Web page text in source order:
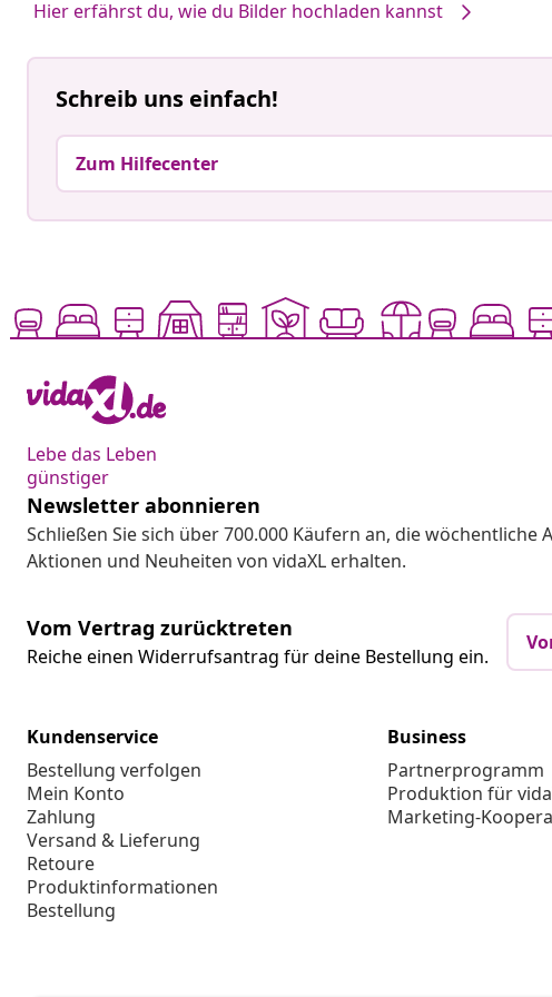
Hier erfährst du, wie du Bilder hochladen kannst
Schreib uns einfach!
Zum Hilfecenter
Lebe das Leben
günstiger
Newsletter abonnieren
Schließen Sie sich über 700.000 Käufern an, die wöchentliche
Aktionen und Neuheiten von vidaXL erhalten.
Vom Vertrag zurücktreten
Reiche einen Widerrufsantrag für deine Bestellung ein.
Kundenservice
Bestellung verfolgen
Mein Konto
Zahlung
Versand & Lieferung
Retoure
Produktinformationen
Bestellung
Business
Partnerprogramm
Produktion für
Marketing-